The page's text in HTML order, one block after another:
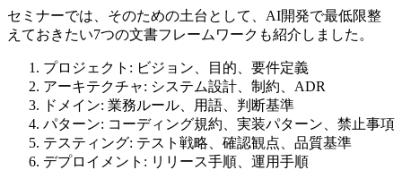
セミナーでは、そのための土台として、AI開発で最低限整
えておきたい7つの文書フレームワークも紹介しました。
プロジェクト: ビジョン、目的、要件定義
アーキテクチャ: システム設計、制約、ADR
ドメイン: 業務ルール、用語、判断基準
パターン: コーディング規約、実装パターン、禁止事項
テスティング: テスト戦略、確認観点、品質基準
デプロイメント: リリース手順、運用手順